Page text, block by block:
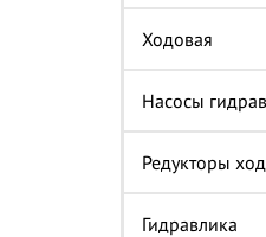
Ходовая
Насосы
Редукторы
Гидравлика